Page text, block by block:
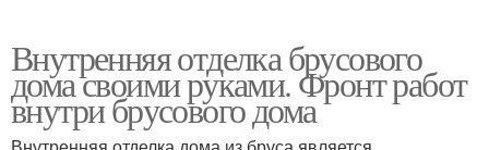
Внутренняя отделка брусового
дома своими руками. Фронт работ
внутри брусового дома